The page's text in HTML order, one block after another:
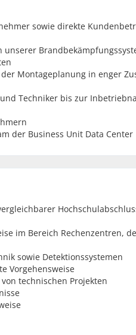
sowie direkte
Montageplanung in enger
Techniker bis zur
der Business Unit Data Center
im Bereich Rechenzentren,
sowie Detektionssystemen
Vorgehensweise
technischen Projekten